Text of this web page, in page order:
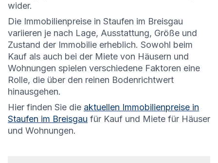
wider.
Die Immobilienpreise in Staufen im Breisgau
variieren je nach Lage, Ausstattung, Größe und
Zustand der Immobilie erheblich. Sowohl beim
Kauf als auch bei der Miete von Häusern und
Wohnungen spielen verschiedene Faktoren eine
Rolle, die über den reinen Bodenrichtwert
hinausgehen.
Hier finden Sie die aktuellen Immobilienpreise in
Staufen im Breisgau für Kauf und Miete für Häuser
und Wohnungen.